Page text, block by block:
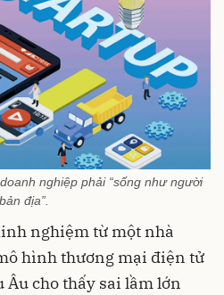
nghiệp phải “sống như người
bản địa”.
nghiệm từ một nhà
hình thương mại điện tử
Âu cho thấy sai lầm lớn